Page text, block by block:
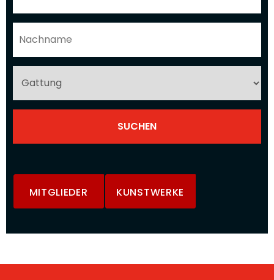
MITGLIEDER KUNSTWERKE